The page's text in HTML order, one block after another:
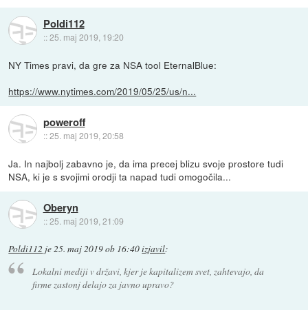
Poldi112
::25. maj 2019, 19:20
NY Times pravi, da gre za NSA tool EternalBlue:
https://www.nytimes.com/2019/05/25/us/n...
poweroff
::25. maj 2019, 20:58
Ja. In najbolj zabavno je, da ima precej blizu svoje prostore tudi
NSA, ki je s svojimi orodji ta napad tudi omogočila...
Oberyn
::25. maj 2019, 21:09
Poldi112 je25. maj 2019 ob 16:40izjavil:
Lokalni mediji v državi, kjer je kapitalizem svet, zahtevajo, da
firme zastonj delajo za javno upravo?